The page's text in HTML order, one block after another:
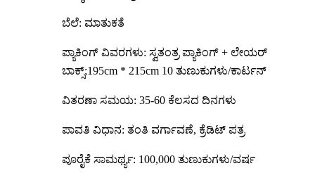
ಬೆಲೆ: ಮಾತುಕತೆ
ಪ್ಯಾಕಿಂಗ್ ವಿವರಗಳು: ಸ್ವತಂತ್ರ ಪ್ಯಾಕಿಂಗ್ + ಲೇಯರ್
ಬಾಕ್ಸ್;195cm * 215cm 10 ತುಣುಕುಗಳು/ಕಾರ್ಟನ್
ವಿತರಣಾ ಸಮಯ: 35-60 ಕೆಲಸದ ದಿನಗಳು
ಪಾವತಿ ವಿಧಾನ: ತಂತಿ ವರ್ಗಾವಣೆ, ಕ್ರೆಡಿಟ್ ಪತ್ರ
ಪೂರೈಕೆ ಸಾಮರ್ಥ್ಯ: 100,000 ತುಣುಕುಗಳು/ವರ್ಷ